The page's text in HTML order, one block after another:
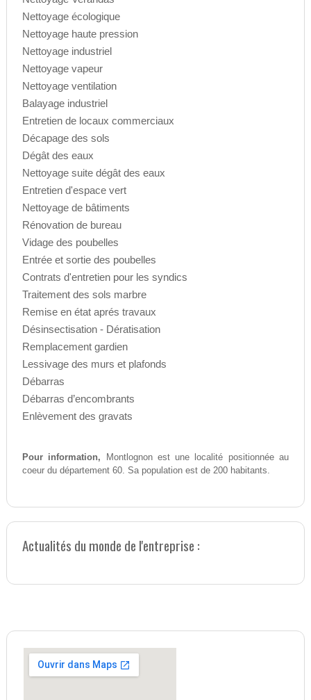
Nettoyage écologique
Nettoyage haute pression
Nettoyage industriel
Nettoyage vapeur
Nettoyage ventilation
Balayage industriel
Entretien de locaux commerciaux
Décapage des sols
Dégât des eaux
Nettoyage suite dégât des eaux
Entretien d'espace vert
Nettoyage de bâtiments
Rénovation de bureau
Vidage des poubelles
Entrée et sortie des poubelles
Contrats d'entretien pour les syndics
Traitement des sols marbre
Remise en état aprés travaux
Désinsectisation - Dératisation
Remplacement gardien
Lessivage des murs et plafonds
Débarras
Débarras d’encombrants
Enlèvement des gravats
Pour information, Montlognon est une localité positionnée au
coeur du département 60. Sa population est de 200 habitants.
Actualités du monde de l'entreprise :